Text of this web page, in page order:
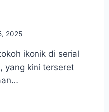
2025
ikonik di serial
yang kini terseret